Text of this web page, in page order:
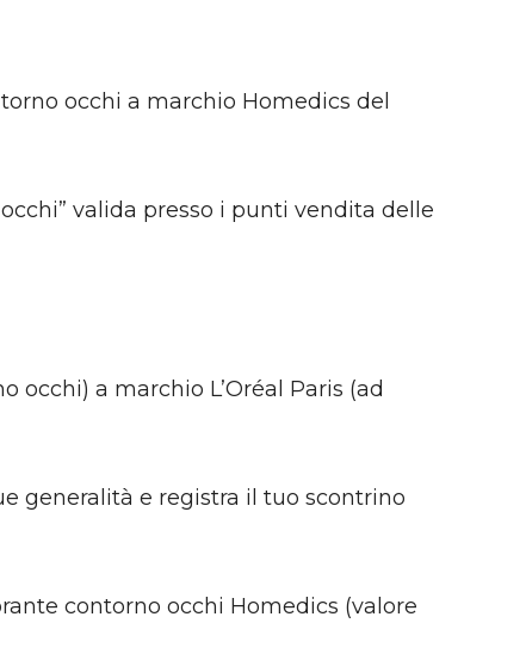
occhi a marchio Homedics del
valida presso i punti vendita delle
a marchio L’Oréal Paris (ad
generalità e registra il tuo scontrino
contorno occhi Homedics (valore